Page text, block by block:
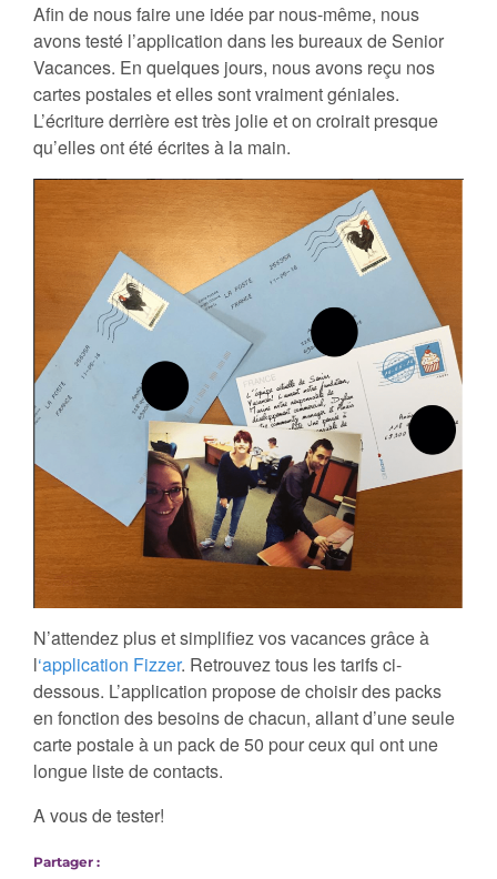
Afin de nous faire une idée par nous-même, nous
avons testé l’application dans les bureaux de Senior
Vacances. En quelques jours, nous avons reçu nos
cartes postales et elles sont vraiment géniales.
L’écriture derrière est très jolie et on croirait presque
qu’elles ont été écrites à la main.
N’attendez plus et simplifiez vos vacances grâce à
l‘application Fizzer. Retrouvez tous les tarifs ci-
dessous. L’application propose de choisir des packs
en fonction des besoins de chacun, allant d’une seule
carte postale à un pack de 50 pour ceux qui ont une
longue liste de contacts.
A vous de tester!
Partager :